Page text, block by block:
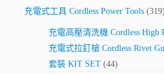
充電式工具 Cordless Power Tools (319)
充電高壓清洗機 Cordless High
充電式拉釘槍 Cordless Rivet
套裝 KIT SET (44)